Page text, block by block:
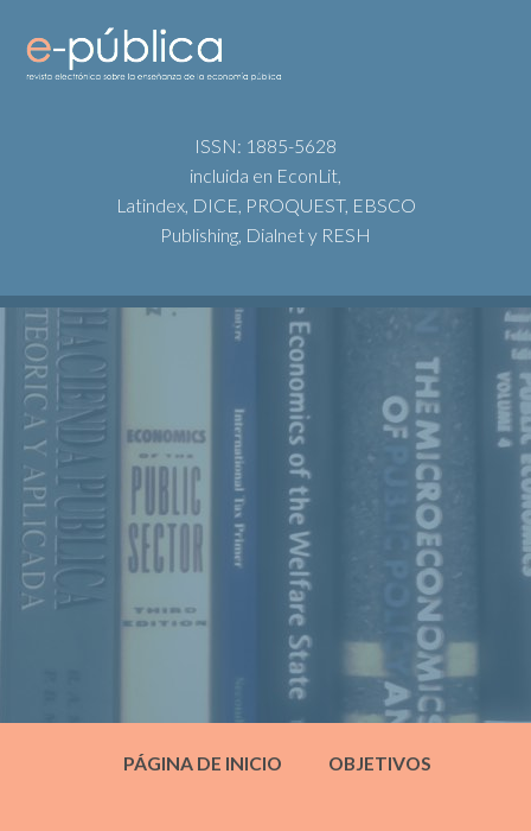
ISSN: 1885-5628
incluida en EconLit,
Latindex, DICE, PROQUEST, EBSCO
Publishing, Dialnet y RESH
PÁGINA DE INICIO OBJETIVOS